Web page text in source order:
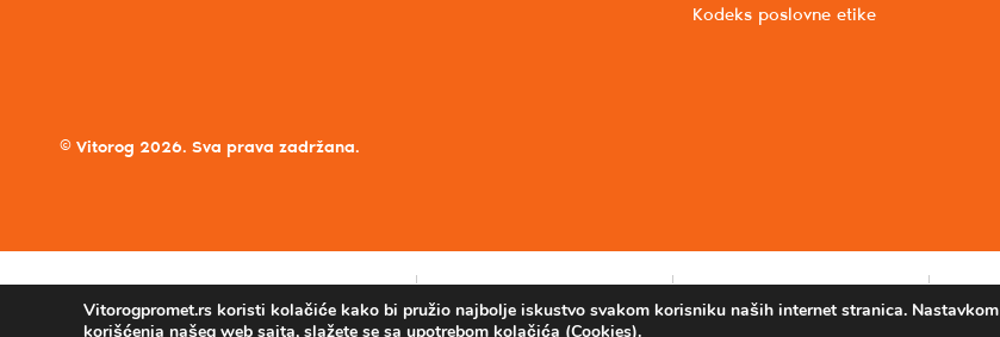
Kodeks poslovne etike
© Vitorog 2026. Sva prava zadržana.
Vitorogpromet.rs koristi kolačiće kako bi pružio najbolje iskustvo svakom korisniku naših internet stranica. Nastavkom
korišćenja našeg web sajta, slažete se sa upotrebom kolačića (Cookies).